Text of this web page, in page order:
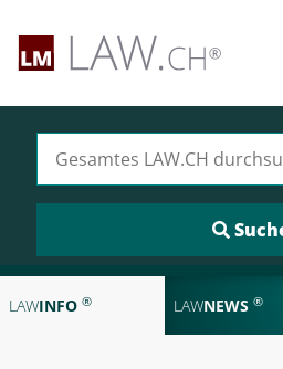
LAWINFO ® LAWNEWS ®